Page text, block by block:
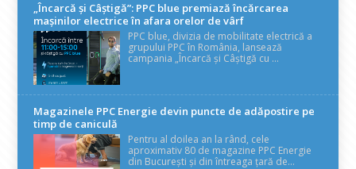
„Încarcă și Câștigă”: PPC blue premiază încărcarea
mașinilor electrice în afara orelor de vârf
PPC blue, divizia de mobilitate electrică a
grupului PPC în România, lansează
campania „Încarcă și Câștigă cu ...
Magazinele PPC Energie devin puncte de adăpostire pe
timp de caniculă
Pentru al doilea an la rând, cele
aproximativ 80 de magazine PPC Energie
din București și din întreaga țară de...